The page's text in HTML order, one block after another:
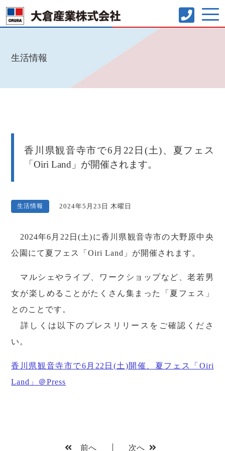
生活情報
香川県観音寺市で6月22日(土)、夏フェス
「Oiri Land」が開催されます。
生活情報 2024年5月23日 木曜日
2024年6月22日(土)に香川県観音寺市の大野原中央
公園にて夏フェス「Oiri Land」が開催されます。
マルシェやライブ、ワークショップなど、老若男
女が楽しめることがたくさん集まった「夏フェス」
とのことです。
詳しくは以下のプレスリリースをご確認くださ
い。
香川県観音寺市で6月22日(土)開催、夏フェス「Oiri
Land」＠Press
前へ 次へ